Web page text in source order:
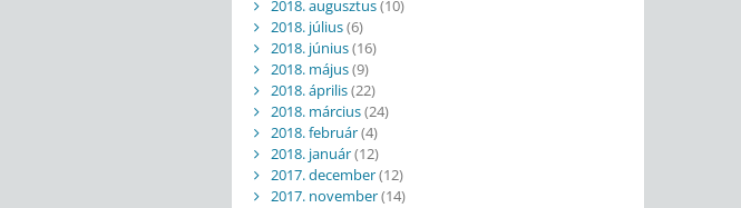
2018. augusztus(10)
2018. július(6)
2018. június(16)
2018. május(9)
2018. április(22)
2018. március(24)
2018. február(4)
2018. január(12)
2017. december(12)
2017. november(14)